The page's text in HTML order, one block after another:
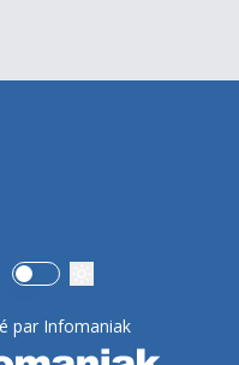
Use setting
par Infomaniak